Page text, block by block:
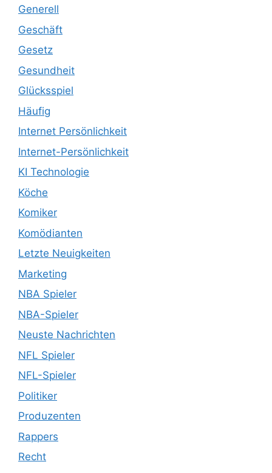
Generell
Geschäft
Gesetz
Gesundheit
Glücksspiel
Häufig
Internet Persönlichkeit
Internet-Persönlichkeit
KI Technologie
Köche
Komiker
Komödianten
Letzte Neuigkeiten
Marketing
NBA Spieler
NBA-Spieler
Neuste Nachrichten
NFL Spieler
NFL-Spieler
Politiker
Produzenten
Rappers
Recht